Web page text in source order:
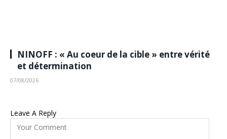
NINOFF : « Au coeur de la cible » entre vérité
et détermination
07/08/2026
Leave A Reply